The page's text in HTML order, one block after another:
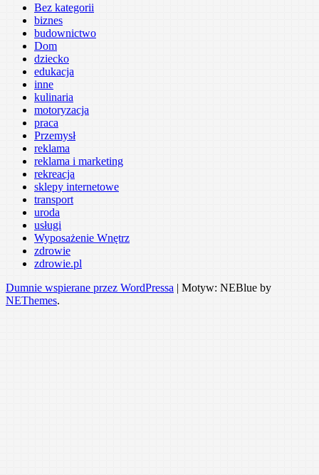
Bez kategorii
biznes
budownictwo
Dom
dziecko
edukacja
inne
kulinaria
motoryzacja
praca
Przemysł
reklama
reklama i marketing
rekreacja
sklepy internetowe
transport
uroda
usługi
Wyposażenie Wnętrz
zdrowie
zdrowie.pl
Dumnie wspierane przez WordPressa | Motyw: NEBlue by
NEThemes.